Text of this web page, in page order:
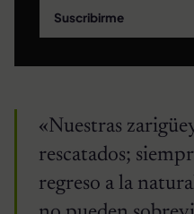
Suscribirme
«Nuestras
rescatados;
regreso a la